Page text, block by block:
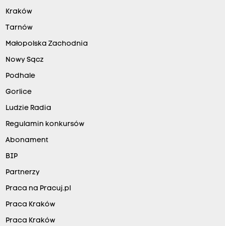
Kraków
Tarnów
Małopolska Zachodnia
Nowy Sącz
Podhale
Gorlice
Ludzie Radia
Regulamin konkursów
Abonament
BIP
Partnerzy
Praca na Pracuj.pl
Praca Kraków
Praca Kraków